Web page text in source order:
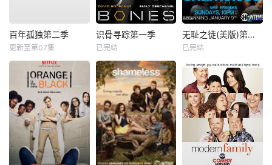
百年孤独第二季
更新至第07集
识骨寻踪第一季
已完结
无耻之徒(美版)第一季
已完结